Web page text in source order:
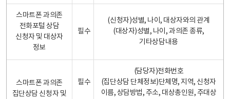
스마트폰 과의존
전화포털 상담
신청자 및 대상자
정보
필수
(신청자)성별, 나이, 대상자와의 관계
(대상자)성별, 나이, 과의존 종류,
기타상담내용
스마트폰 과의존
집단상담 신청자 및
필수
(담당자)전화번호
(집단상담 단체정보)단체명, 지역, 신청자
이름, 상담방법, 주소, 대상총인원, 주대상